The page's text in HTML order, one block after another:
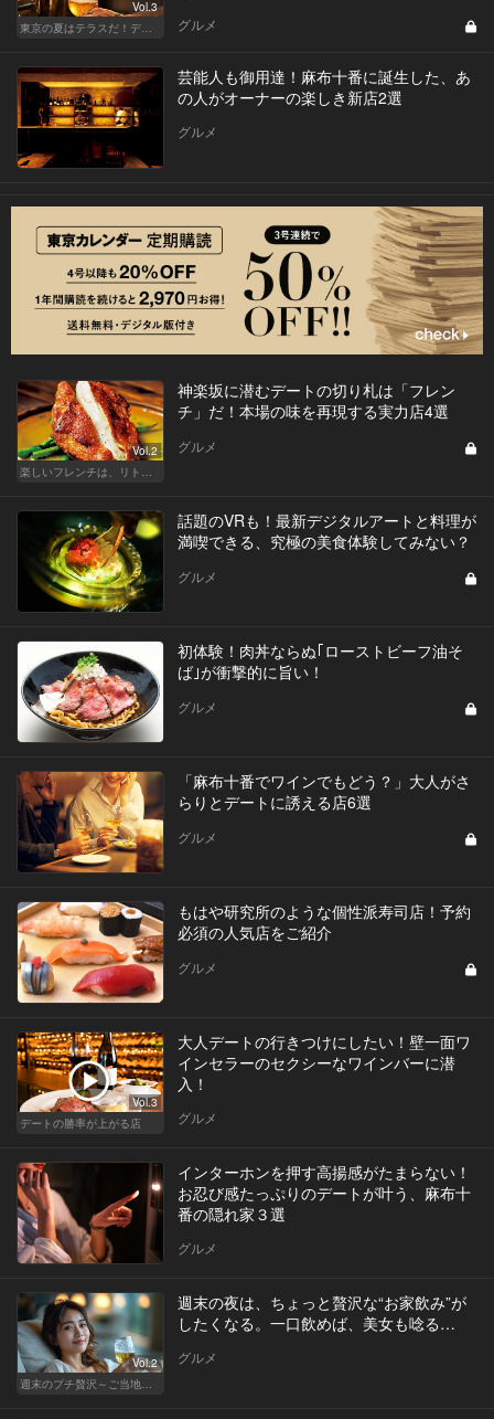
Vol.3
東京の夏はテラスだ！デートも女子会も盛り上がること間違いなし！
グルメ
芸能人も御用達！麻布十番に誕生した、あ
の人がオーナーの楽しき新店2選
グルメ
Vol.2
楽しいフレンチは、リトルパリ・神楽坂で
神楽坂に潜むデートの切り札は「フレン
チ」だ！本場の味を再現する実力店4選
グルメ
話題のVRも！最新デジタルアートと料理が
満喫できる、究極の美食体験してみない？
グルメ
初体験！肉丼ならぬ｢ローストビーフ油そ
ば｣が衝撃的に旨い！
グルメ
「麻布十番でワインでもどう？」大人がさ
らりとデートに誘える店6選
グルメ
もはや研究所のような個性派寿司店！予約
必須の人気店をご紹介
グルメ
Vol.3
デートの勝率が上がる店
大人デートの行きつけにしたい！壁一面ワ
インセラーのセクシーなワインバーに潜
入！
グルメ
インターホンを押す高揚感がたまらない！
お忍び感たっぷりのデートが叶う、麻布十
番の隠れ家３選
グルメ
Vol.2
週末の夜は、ちょっと贅沢な“お家飲み”が
したくなる。一口飲めば、美女も唸る…
グルメ